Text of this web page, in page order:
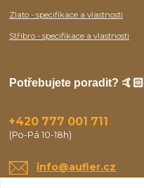
Zlato - specifikace a vlastnosti
Stříbro - specifikace a vlastnosti
Potřebujete poradit? 🤙🏻
+420 777 001 711
(Po-Pá 10-18h)
info@aufler.cz